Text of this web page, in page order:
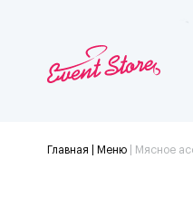
Главная | Меню| Мясное